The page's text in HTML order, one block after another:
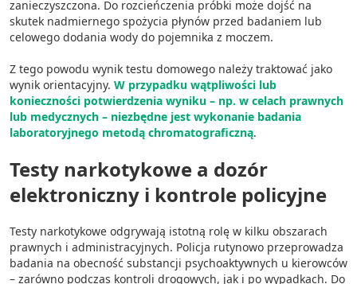
zanieczyszczona. Do rozcieńczenia próbki może dojść na
skutek nadmiernego spożycia płynów przed badaniem lub
celowego dodania wody do pojemnika z moczem.
Z tego powodu wynik testu domowego należy traktować jako
wynik orientacyjny. W przypadku wątpliwości lub
konieczności potwierdzenia wyniku – np. w celach prawnych
lub medycznych – niezbędne jest wykonanie badania
laboratoryjnego metodą chromatograficzną.
Testy narkotykowe a dozór
elektroniczny i kontrole policyjne
Testy narkotykowe odgrywają istotną rolę w kilku obszarach
prawnych i administracyjnych. Policja rutynowo przeprowadza
badania na obecność substancji psychoaktywnych u kierowców
– zarówno podczas kontroli drogowych, jak i po wypadkach. Do
Rozwój i ulepszanie usług
wyboru treści
Funkcje specjalne IAB:
Użycie dokładnych danych
geolokalizacyjnych
Identyfikowanie urządzeń na podstawie
aktywnie żądanych informacji
Cele przetwarzania inne niż IAB:
Niezbędne
Wydajność (Performance)